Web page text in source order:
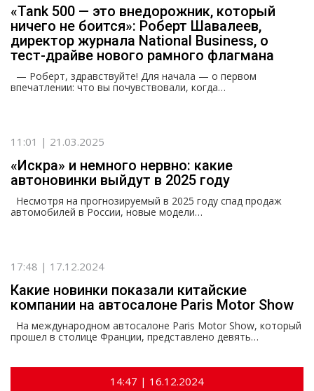
«Tank 500 — это внедорожник, который
ничего не боится»: Роберт Шавалеев,
директор журнала National Business, о
тест-драйве нового рамного флагмана
— Роберт, здравствуйте! Для начала — о первом
впечатлении: что вы почувствовали, когда…
11:01 | 21.03.2025
«Искра» и немного нервно: какие
автоновинки выйдут в 2025 году
Несмотря на прогнозируемый в 2025 году спад продаж
автомобилей в России, новые модели…
17:48 | 17.12.2024
Какие новинки показали китайские
компании на автосалоне Paris Motor Show
На международном автосалоне Paris Motor Show, который
прошел в столице Франции, представлено девять…
14:47 | 16.12.2024